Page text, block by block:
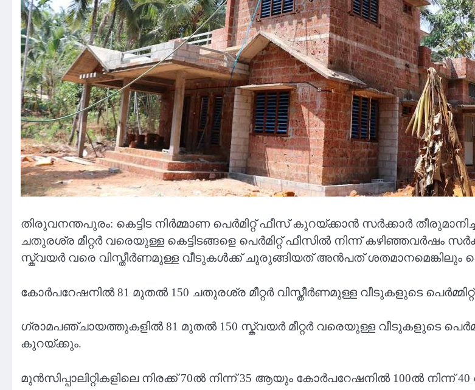
തിരുവനന്തപുരം: കെട്ടിട നിർമ്മാണ പെർമിറ്റ് ഫീസ് കുറയ്ക്കാൻ സർക്കാർ
ചതുരശ്ര മീറ്റർ വരെയുള്ള കെട്ടിടങ്ങളെ പെർമിറ്റ് ഫീസിൽ നിന്ന് കഴിഞ്ഞവർഷം
സ്ക്വയർ വരെ വിസ്തീർണമുള്ള വീടുകൾക്ക് ചുരുങ്ങിയത് അൻപത് ശതമാനമെങ്കിലും
കോർപറേഷനിൽ 81 മുതൽ 150 ചതുരശ്ര മീറ്റർ വിസ്തീർണമുള്ള വീടുകളുടെ
ഗ്രാമപഞ്ചായത്തുകളിൽ 81 മുതൽ 150 സ്ക്വയർ മീറ്റർ വരെയുള്ള വീടുകളുടെ
കുറയ്ക്കും.
മുൻസിപ്പാലിറ്റികളിലെ നിരക്ക് 70ൽ നിന്ന് 35 ആയും കോർപറേഷനിൽ 100ൽ